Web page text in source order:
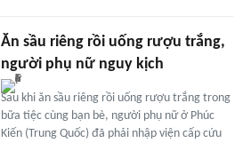
Ăn sầu riêng rồi uống rượu trắng,
người phụ nữ nguy kịch
Sau khi ăn sầu riêng rồi uống rượu trắng trong
bữa tiệc cùng bạn bè, người phụ nữ ở Phúc
Kiến (Trung Quốc) đã phải nhập viện cấp cứu